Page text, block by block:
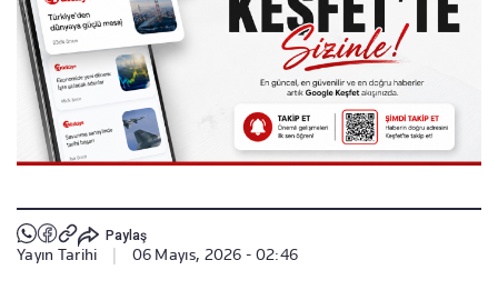
Paylaş
Yayın Tarihi 06 Mayıs, 2026 - 02:46